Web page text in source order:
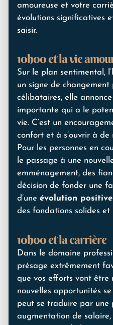
amoureuse et votre
évolutions significatives
saisir.
10h00 et la vie
Sur le plan sentimental,
un signe de changement
célibataires, elle
importante qui a le
vie. C’est un
confort et à s’ouvrir à de
Pour les personnes en
le passage à une
emménagement, des
décision de fonder une
d’une évolution positive
des fondations solides
10h00 et la carrière
Dans le domaine
présage extrêmement
que vos efforts vont être
nouvelles opportunités
peut se traduire par une
augmentation de